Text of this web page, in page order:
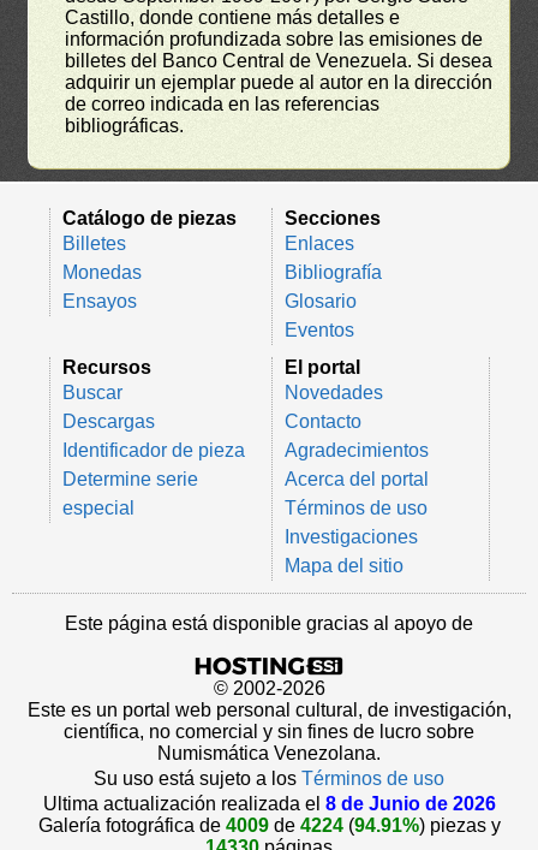
Castillo, donde contiene más detalles e
información profundizada sobre las emisiones de
billetes del Banco Central de Venezuela. Si desea
adquirir un ejemplar puede al autor en la dirección
de correo indicada en las referencias
bibliográficas.
Catálogo de piezas
Billetes
Monedas
Ensayos
Secciones
Enlaces
Bibliografía
Glosario
Eventos
Recursos
Buscar
Descargas
Identificador de pieza
Determine serie
especial
El portal
Novedades
Contacto
Agradecimientos
Acerca del portal
Términos de uso
Investigaciones
Mapa del sitio
Este página está disponible gracias al apoyo de
© 2002-2026
Este es un portal web personal cultural, de investigación,
científica, no comercial y sin fines de lucro sobre
Numismática Venezolana.
Su uso está sujeto a los Términos de uso
Ultima actualización realizada el 8 de Junio de 2026
Galería fotográfica de 4009de 4224(94.91%) piezas y